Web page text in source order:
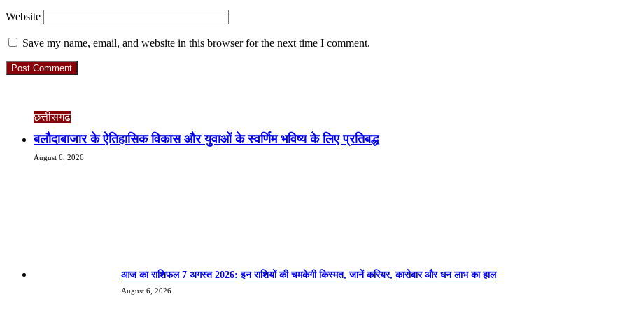
Website
Save my name, email, and website in this browser for the next time I comment.
छत्तीसगढ
बलौदाबाजार के ऐतिहासिक विकास और युवाओं के स्वर्णिम भविष्य के लिए प्रतिबद्ध
August 6, 2026
आज का राशिफल 7 अगस्त 2026: इन राशियों की चमकेगी किस्मत, जानें करियर, कारोबार और धन लाभ का हाल
August 6, 2026